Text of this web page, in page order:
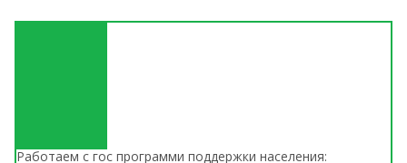
Работаем с гос программи поддержки населения: